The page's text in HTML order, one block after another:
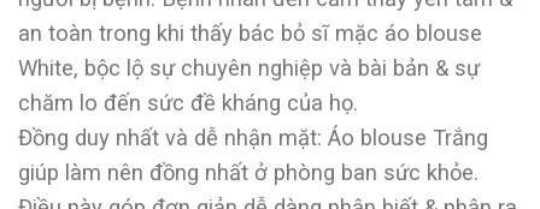
an toàn trong khi thấy bác bỏ sĩ mặc áo blouse
White, bộc lộ sự chuyên nghiệp và bài bản & sự
chăm lo đến sức đề kháng của họ.
Đồng duy nhất và dễ nhận mặt: Áo blouse Trắng
giúp làm nên đồng nhất ở phòng ban sức khỏe.